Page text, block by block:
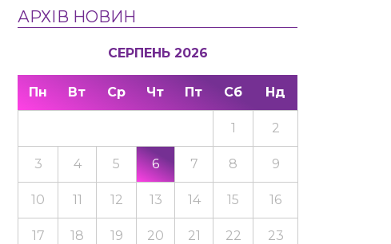
АРХІВ НОВИН
СЕРПЕНЬ 2026
Пн Вт Ср Чт Пт Сб Нд
1 2
3 4 5 6 7 8 9
10 11 12 13 14 15 16
17 18 19 20 21 22 23